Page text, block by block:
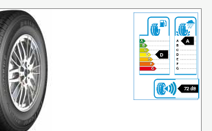
D
A
72 dB